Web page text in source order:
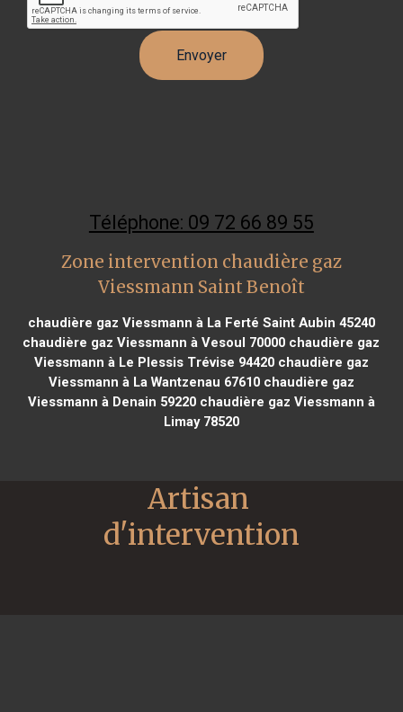
Téléphone: 09 72 66 89 55
Zone intervention chaudière gaz
Viessmann Saint Benoît
chaudière gaz Viessmann à La Ferté Saint Aubin 45240
chaudière gaz Viessmann à Vesoul 70000 chaudière gaz
Viessmann à Le Plessis Trévise 94420chaudière gaz
Viessmann à La Wantzenau 67610chaudière gaz
Viessmann à Denain 59220chaudière gaz Viessmann à
Limay 78520
Artisan
d'intervention